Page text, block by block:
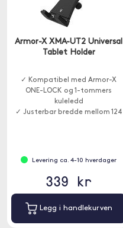
Armor-X XMA-UT2 Universal
Tablet Holder
✓ Kompatibel med Armor-X
ONE-LOCK og 1-tommers
kuleledd
✓ Justerbar bredde mellom 124
Levering ca. 4-10 hverdager
339 kr
Legg i handlekurven